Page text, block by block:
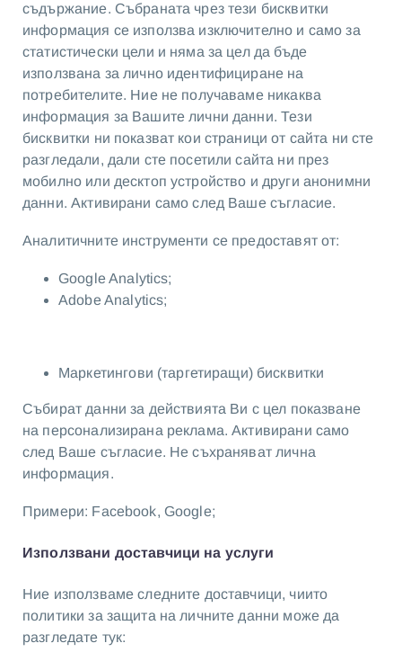
съдържание. Събраната чрез тези бисквитки
информация се използва изключително и само за
статистически цели и няма за цел да бъде
използвана за лично идентифициране на
потребителите. Ние не получаваме никаква
информация за Вашите лични данни. Тези
бисквитки ни показват кои страници от сайта ни сте
разгледали, дали сте посетили сайта ни през
мобилно или десктоп устройство и други анонимни
данни. Активирани само след Ваше съгласие.
Аналитичните инструменти се предоставят от:
Google Analytics;
Adobe Analytics;
Маркетингови (таргетиращи) бисквитки
Събират данни за действията Ви с цел показване
на персонализирана реклама. Активирани само
след Ваше съгласие. Не съхраняват лична
информация.
Примери: Facebook, Google;
Използвани доставчици на услуги
Ние използваме следните доставчици, чиито
политики за защита на личните данни може да
разгледате тук: